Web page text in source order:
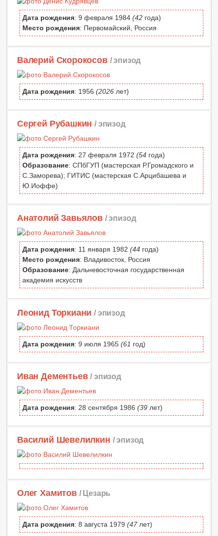
Дата рождения: 9 февраля 1984 (42 года)
Место рождения: Первомайский, Россия
Валерий Скорокосов / эпизод
Дата рождения: 1956 (2026 лет)
Сергей Рубашкин / эпизод
Дата рождения: 27 февраля 1972 (54 года)
Образование: СПбГУП (мастерская Р.Громадского и
С.Заморева); ГИТИС (мастерская С.Арцибашева и
Ю.Иоффе)
Анатолий Завьялов / эпизод
Дата рождения: 11 января 1982 (44 года)
Место рождения: Владивосток, Россия
Образование: Дальневосточная государственная
академия искусств
Леонид Торкиани / эпизод
Дата рождения: 9 июля 1965 (61 год)
Иван Дементьев / эпизод
Дата рождения: 28 сентября 1986 (39 лет)
Василий Шевелилкин / эпизод
Олег Хамитов / Цезарь
Дата рождения: 8 августа 1979 (47лет)